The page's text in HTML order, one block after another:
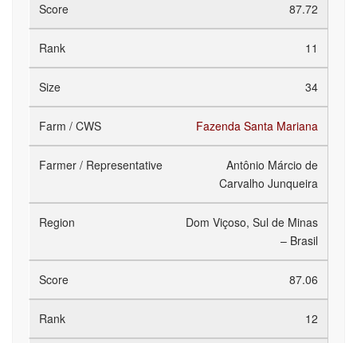
87.72
11
34
Fazenda Santa Mariana
Antônio Márcio de
Carvalho Junqueira
Dom Viçoso, Sul de Minas
– Brasil
87.06
12